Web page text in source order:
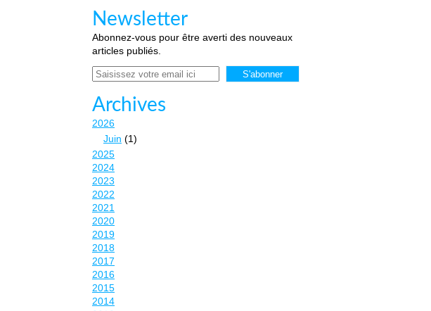
Newsletter
Abonnez-vous pour être averti des nouveaux
articles publiés.
Email
Archives
2026
Juin (1)
2025
2024
2023
2022
2021
2020
2019
2018
2017
2016
2015
2014